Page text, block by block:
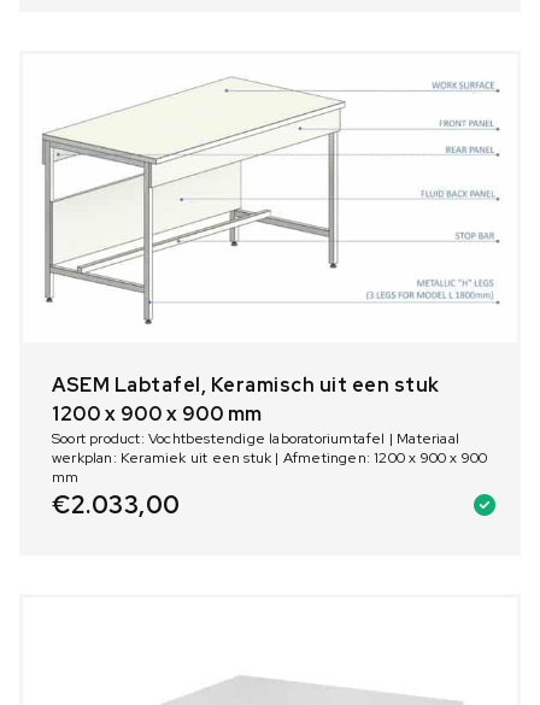
ASEM Labtafel, Keramisch uit een stuk
1200 x 900 x 900 mm
Soort product: Vochtbestendige laboratoriumtafel | Materiaal
werkplan: Keramiek uit een stuk | Afmetingen: 1200 x 900 x 900
mm
€2.033,00